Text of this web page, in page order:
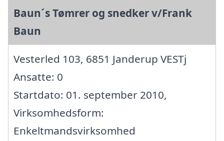
Baun´s Tømrer og snedker v/Frank
Baun
Vesterled 103, 6851 Janderup VESTj
Ansatte: 0
Startdato: 01. september 2010,
Virksomhedsform:
Enkeltmandsvirksomhed